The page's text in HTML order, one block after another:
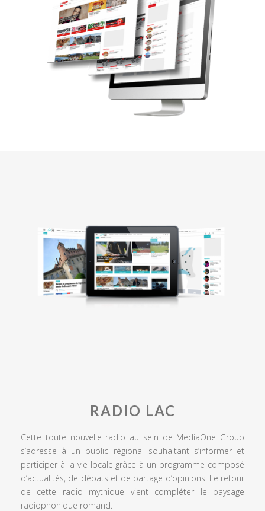
RADIO LAC
Cette toute nouvelle radio au sein de MediaOne Group
s’adresse à un public régional souhaitant s’informer et
participer à la vie locale grâce à un programme composé
d’actualités, de débats et de partage d’opinions. Le retour
de cette radio mythique vient compléter le paysage
radiophonique romand.